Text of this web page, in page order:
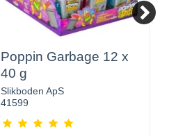
Poppin Garbage 12 x
40 g
Slikboden ApS
41599